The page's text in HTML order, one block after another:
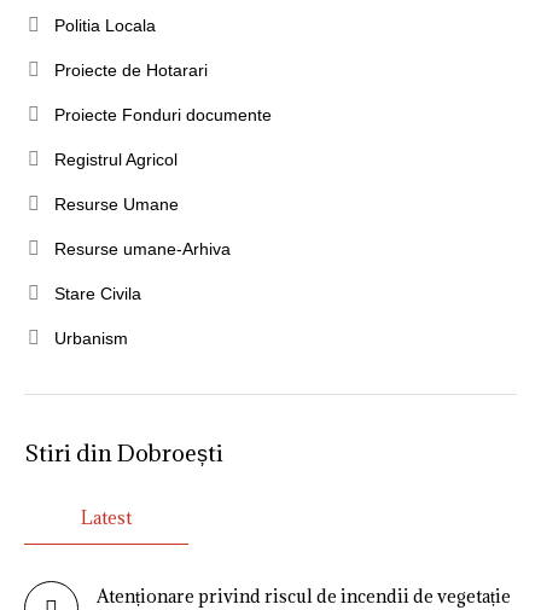
Politia Locala
Proiecte de Hotarari
Proiecte Fonduri documente
Registrul Agricol
Resurse Umane
Resurse umane-Arhiva
Stare Civila
Urbanism
Stiri din Dobroești
Latest
Atenționare privind riscul de incendii de vegetație